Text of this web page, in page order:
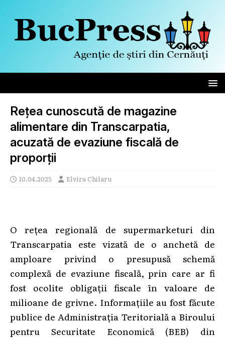
Rețea cunoscută de magazine
alimentare din Transcarpatia,
acuzată de evaziune fiscală de
proporții
10.04.2025 Elvira Chilaru
O rețea regională de supermarketuri din
Transcarpatia este vizată de o anchetă de
amploare privind o presupusă schemă
complexă de evaziune fiscală, prin care ar fi
fost ocolite obligații fiscale în valoare de
milioane de grivne. Informațiile au fost făcute
publice de Administrația Teritorială a Biroului
pentru Securitate Economică (BEB) din